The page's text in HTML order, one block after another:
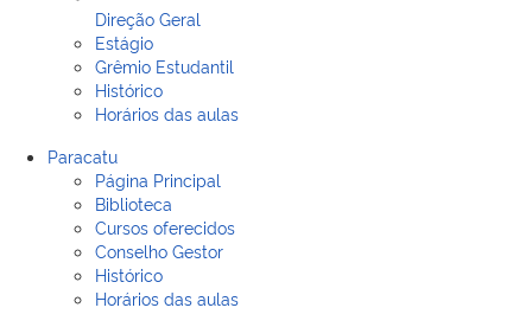
Direção Geral
Estágio
Grêmio Estudantil
Histórico
Horários das aulas
Paracatu
Página Principal
Biblioteca
Cursos oferecidos
Conselho Gestor
Histórico
Horários das aulas